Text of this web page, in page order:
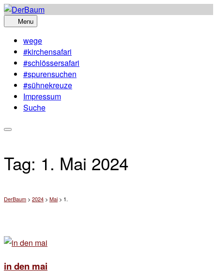
Skip
to
Menu
wege
#kirchensafari
#schlössersafari
#spurensuchen
#sühnekreuze
Impressum
Suche
Tag: 1. Mai 2024
DerBaum > 2024 > Mai > 1.
in den mai